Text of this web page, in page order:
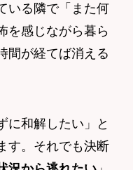
いる隣で「また何
を感じながら暮ら
間が経てば消える
に和解したい」と
す。それでも決断